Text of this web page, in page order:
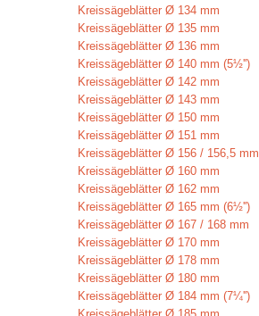
Kreissägeblätter Ø 134 mm
Kreissägeblätter Ø 135 mm
Kreissägeblätter Ø 136 mm
Kreissägeblätter Ø 140 mm (5½'')
Kreissägeblätter Ø 142 mm
Kreissägeblätter Ø 143 mm
Kreissägeblätter Ø 150 mm
Kreissägeblätter Ø 151 mm
Kreissägeblätter Ø 156 / 156,5 mm
Kreissägeblätter Ø 160 mm
Kreissägeblätter Ø 162 mm
Kreissägeblätter Ø 165 mm (6½'')
Kreissägeblätter Ø 167 / 168 mm
Kreissägeblätter Ø 170 mm
Kreissägeblätter Ø 178 mm
Kreissägeblätter Ø 180 mm
Kreissägeblätter Ø 184 mm (7¼'')